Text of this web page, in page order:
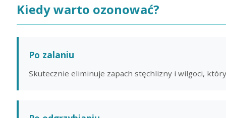
Kiedy warto ozonować?
Po zalaniu
Skutecznie eliminuje zapach stęchlizny i wilgoci,